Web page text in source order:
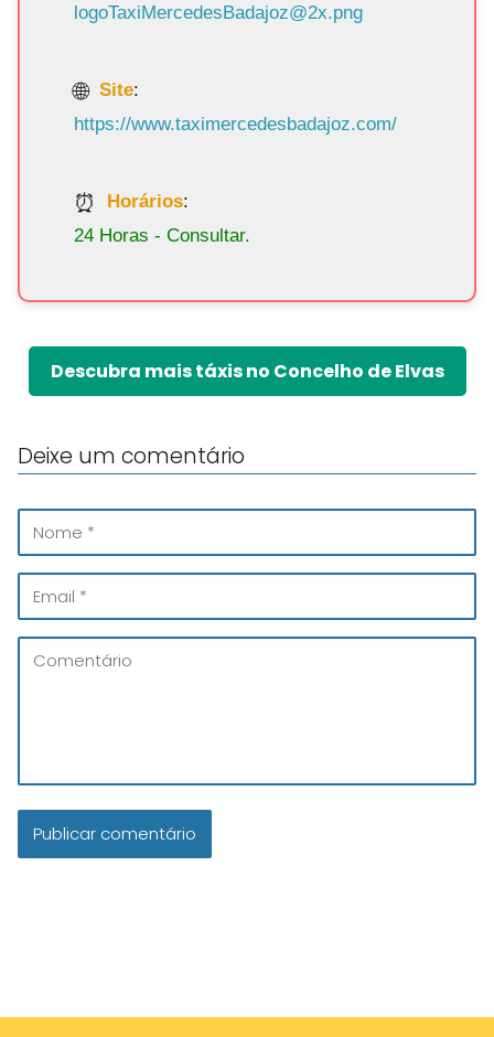
logoTaxiMercedesBadajoz@2x.png
Site:
https://www.taximercedesbadajoz.com/
Horários:
24 Horas - Consultar.
Descubra mais táxis no Concelho de Elvas
Deixe um comentário